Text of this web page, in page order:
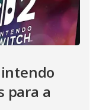
para a